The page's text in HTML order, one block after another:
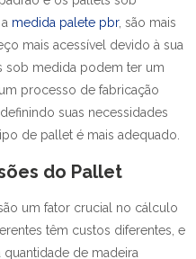
medida palete pbr, são mais
mais acessível devido à sua
sob medida podem ter um
processo de fabricação
suas necessidades
de pallet é mais adequado.
do Pallet
um fator crucial no cálculo
têm custos diferentes, e
de madeira